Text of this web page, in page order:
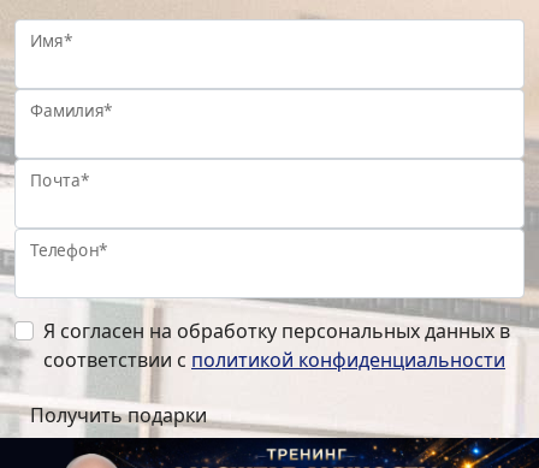
Имя*
Фамилия*
Почта*
Телефон*
Я согласен на обработку персональных данных в
соответствии с политикой конфиденциальности